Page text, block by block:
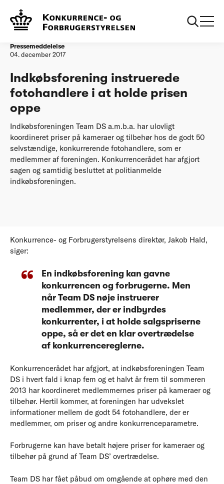
Forside
holde prisen oppe
Pressemeddelelse
04. december 2017
Indkøbsforening instruerede
fotohandlere i at holde prisen
oppe
Indkøbsforeningen Team DS a.m.b.a. har ulovligt
koordineret priser på kameraer og tilbehør hos de godt 50
selvstændige, konkurrerende fotohandlere, som er
medlemmer af foreningen. Konkurrencerådet har afgjort
sagen og samtidig besluttet at politianmelde
indkøbsforeningen.
Konkurrence- og Forbrugerstyrelsens direktør, Jakob Hald,
siger:
En indkøbsforening kan gavne
konkurrencen og forbrugerne. Men
når Team DS nøje instruerer
medlemmer, der er indbyrdes
konkurrenter, i at holde salgspriserne
oppe, så er det en klar overtrædelse
af konkurrencereglerne.
Konkurrencerådet har afgjort, at indkøbsforeningen Team
DS i hvert fald i knap fem og et halvt år frem til sommeren
2013 har koordineret medlemmernes priser på kameraer og
tilbehør. Hertil kommer, at foreningen har udvekslet
informationer mellem de godt 54 fotohandlere, der er
medlemmer, om priser og andre konkurrenceparametre.
Forbrugerne kan have betalt højere priser for kameraer og
tilbehør på grund af Team DS’ overtrædelse.
Team DS har fået påbud om omgående at ophøre med den